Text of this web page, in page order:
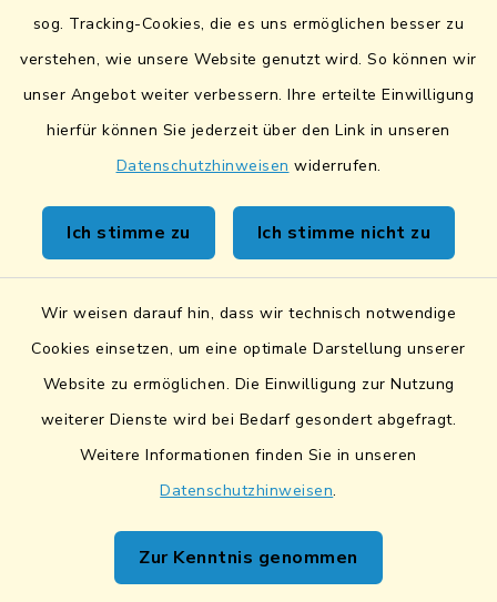
sog. Tracking-Cookies, die es uns ermöglichen besser zu
verstehen, wie unsere Website genutzt wird. So können wir
unser Angebot weiter verbessern. Ihre erteilte Einwilligung
hierfür können Sie jederzeit über den Link in unseren
Datenschutzhinweisen widerrufen.
Ich stimme zu Ich stimme nicht zu
Wir weisen darauf hin, dass wir technisch notwendige
Cookies einsetzen, um eine optimale Darstellung unserer
Website zu ermöglichen. Die Einwilligung zur Nutzung
weiterer Dienste wird bei Bedarf gesondert abgefragt.
Weitere Informationen finden Sie in unseren
Datenschutzhinweisen.
Zur Kenntnis genommen
Kontakt
Sicheres Kontaktformular
Sicherer Datentransfer
Barrierefreiheit
Impressum
Netiquette
Sitemap
Cookie-Einstellungen